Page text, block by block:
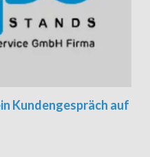
Kundengespräch auf